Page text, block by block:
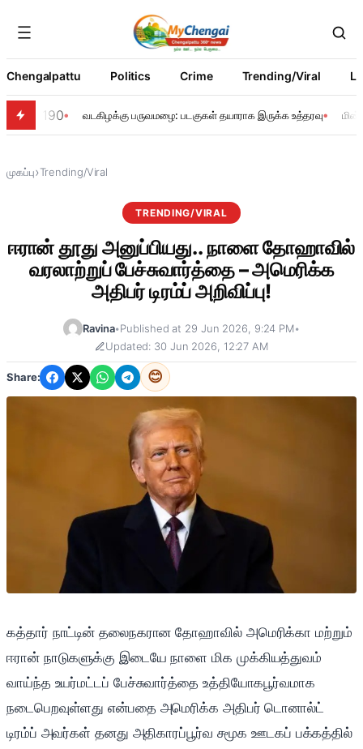
Chengalpattu Politics Crime Trending/Viral
190 வடகிழக்கு பருவமழை: படகுகள் தயாராக இருக்க உத்தரவு
முகப்பு›Trending/Viral
TRENDING/VIRAL
ஈரான் தூது அனுப்பியது.. நாளை தோஹாவில்
வரலாற்றுப் பேச்சுவார்த்தை – அமெரிக்க
அதிபர் டிரம்ப் அறிவிப்பு!
Ravina•Published at 29 Jun 2026, 9:24 PM•
Updated: 30 Jun 2026, 12:27 AM
Share: 😊
கத்தார் நாட்டின் தலைநகரான தோஹாவில் அமெரிக்கா மற்றும்
ஈரான் நாடுகளுக்கு இடையே நாளை மிக முக்கியத்துவம்
வாய்ந்த உயர்மட்டப் பேச்சுவார்த்தை உத்தியோகபூர்வமாக
நடைபெறவுள்ளது என்பதை அமெரிக்க அதிபர் டொனால்ட்
டிரம்ப் அவர்கள் தனது அதிகாரப்பூர்வ சமூக ஊடகப் பக்கத்தில்